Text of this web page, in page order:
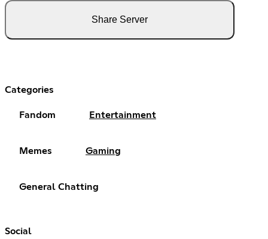
Share Server
Categories
Fandom Entertainment
Memes Gaming
General Chatting
Social